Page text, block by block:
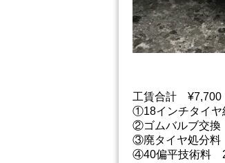
工賃合計 ¥7,700
①18インチタイ
②ゴムバルブ
③廃タイヤ処分
④40偏平技術料